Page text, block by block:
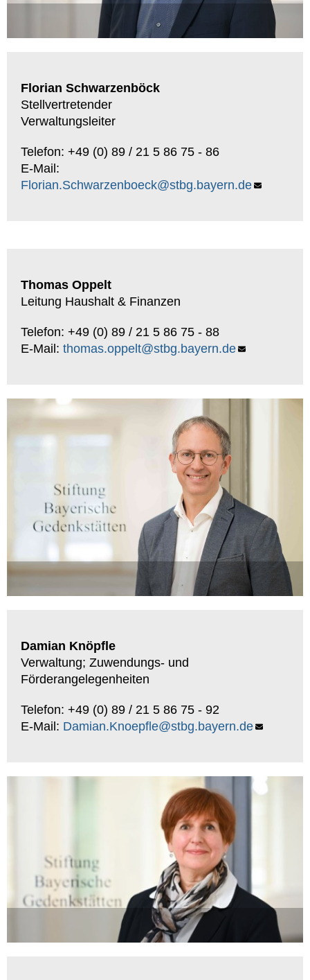
Florian Schwarzenböck
Stellvertretender
Verwaltungsleiter
Telefon: +49 (0) 89 / 21 5 86 75 - 86
E-Mail:
Florian.Schwarzenboeck@stbg.bayern.de
Thomas Oppelt
Leitung Haushalt & Finanzen
Telefon: +49 (0) 89 / 21 5 86 75 - 88
E-Mail: thomas.oppelt@stbg.bayern.de
Damian Knöpfle
Verwaltung; Zuwendungs- und
Förderangelegenheiten
Telefon: +49 (0) 89 / 21 5 86 75 - 92
E-Mail: Damian.Knoepfle@stbg.bayern.de